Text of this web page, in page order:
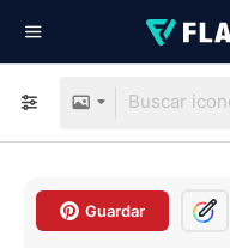
Guardar